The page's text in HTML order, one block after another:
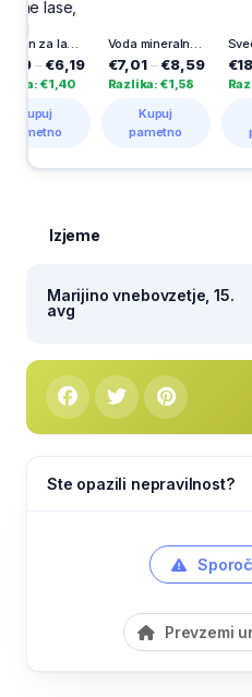
Voda mineralna Donat, 6 x 0,5 l
€7,01 €8,59
Razlika: €1,58
Sveča
€18,18
Razlika:
Izjeme
Marijino vnebovzetje, 15.
avg
Ste opazili nepravilnost?
Prevzemi